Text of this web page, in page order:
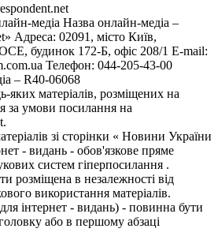
медіа Назва онлайн-медіа –
Адреса: 02091, місто Київ,
будинок 172-Б, офіс 208/1 E-mail:
Телефон: 044-205-43-00
– R40-06068
яких матеріалів, розміщених на
за умови посилання на
зі сторінки « Новини України
- видань - обов'язкове пряме
систем гіперпосилання .
розміщена в незалежності від
використання матеріалів.
інтернет - видань) - повинна бути
або в першому абзаці